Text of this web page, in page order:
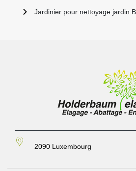
Jardinier pour nettoyage jardin
2090 Luxembourg